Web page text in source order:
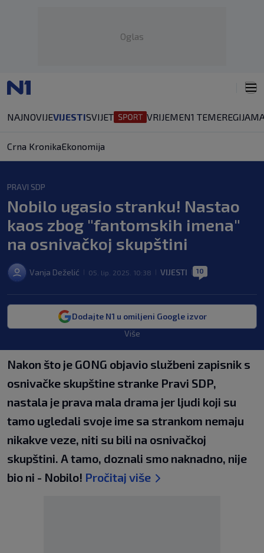
Oglas
NAJNOVIJEVIJESTISVIJET VRIJEMEN1 TEMEREGIJA
Crna KronikaEkonomija
PRAVI SDP
Nobilo ugasio stranku! Nastao
kaos zbog "fantomskih imena"
na osnivačkoj skupštini
Vanja Deželić 05. lip. 2025. 10:38 VIJESTI 10
Dodajte N1 u omiljeni Google izvor
Više
Nakon što je GONG objavio službeni zapisnik s
osnivačke skupštine stranke Pravi SDP,
nastala je prava mala drama jer ljudi koji su
tamo ugledali svoje ime sa strankom nemaju
nikakve veze, niti su bili na osnivačkoj
skupštini. A tamo, doznali smo naknadno, nije
bio ni - Nobilo! Pročitaj više